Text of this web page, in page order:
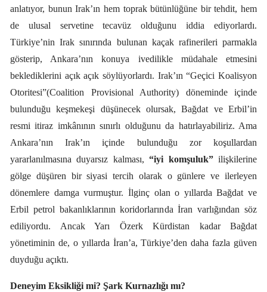
anlatıyor, bunun Irak’ın hem toprak bütünlüğüne bir tehdit, hem
de ulusal servetine tecavüz olduğunu iddia ediyorlardı.
Türkiye’nin Irak sınırında bulunan kaçak rafinerileri parmakla
gösterip, Ankara’nın konuya ivedilikle müdahale etmesini
beklediklerini açık açık söylüyorlardı. Irak’ın “Geçici Koalisyon
Otoritesi”(Coalition Provisional Authority) döneminde içinde
bulunduğu keşmekeşi düşünecek olursak, Bağdat ve Erbil’in
resmi itiraz imkânının sınırlı olduğunu da hatırlayabiliriz. Ama
Ankara’nın Irak’ın içinde bulunduğu zor koşullardan
yararlanılmasına duyarsız kalması,“iyi komşuluk”ilişkilerine
gölge düşüren bir siyasi tercih olarak o günlere ve ilerleyen
dönemlere damga vurmuştur. İlginç olan o yıllarda Bağdat ve
Erbil petrol bakanlıklarının koridorlarında İran varlığından söz
ediliyordu. Ancak Yarı Özerk Kürdistan kadar Bağdat
yönetiminin de, o yıllarda İran’a, Türkiye’den daha fazla güven
duyduğu açıktı.
Deneyim Eksikliği mi? Şark Kurnazlığı mı?